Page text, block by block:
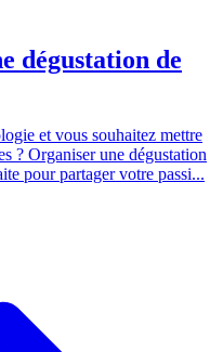
dégustation de
et vous souhaitez mettre
? Organiser une dégustation
pour partager votre passi...